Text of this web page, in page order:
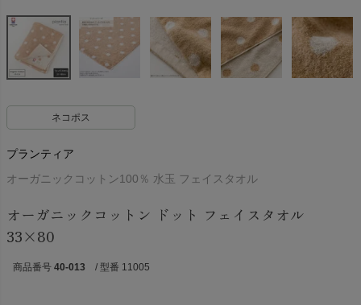
ネコポス
プランティア
オーガニックコットン100％ 水玉 フェイスタオル
オーガニックコットン ドット フェイスタオル
33×80
商品番号 40-013 / 型番 11005